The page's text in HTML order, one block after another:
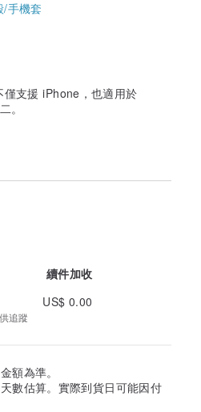
/手機套
支援 iPhone，也適用於
。
續件加收
US$ 0.00
追蹤
額為準。
數估算。實際到貨日可能因付